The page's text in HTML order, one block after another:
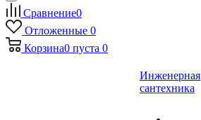
Сравнение0
Отложенные 0
Корзина0 пуста 0
Инженерная
сантехника